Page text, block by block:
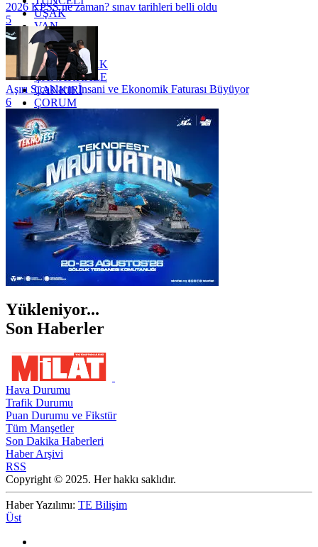
UŞAK
VAN
YALOVA
YOZGAT
ZONGULDAK
ÇANAKKALE
ÇANKIRI
ÇORUM
İSTANBUL
İZMİR
ŞANLIURFA
ŞIRNAK
2026 KPSS ne zaman? sınav tarihleri belli oldu
5
Aşırı Sıcakların İnsani ve Ekonomik Faturası Büyüyor
6
Yükleniyor...
Son Haberler
Hava Durumu
Trafik Durumu
Puan Durumu ve Fikstür
Tüm Manşetler
Son Dakika Haberleri
Haber Arşivi
RSS
Copyright © 2025. Her hakkı saklıdır.
Haber Yazılımı: TE Bilişim
Üst